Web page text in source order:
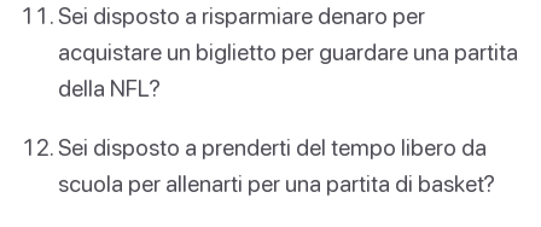
Sei disposto a risparmiare denaro per
acquistare un biglietto per guardare una partita
della NFL?
Sei disposto a prenderti del tempo libero da
scuola per allenarti per una partita di basket?